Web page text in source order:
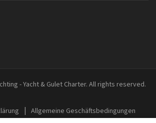
- Yacht & Gulet Charter. All rights reserved.
Allgemeine Geschäftsbedingungen